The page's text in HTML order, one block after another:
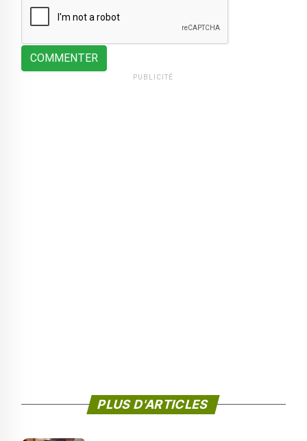
COMMENTER
PUBLICITÉ
PLUS D'ARTICLES